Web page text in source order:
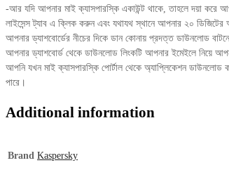
-আর যদি আপনার মাই ক্যাসপারস্কি একাউন্ট থাকে, তাহলে দয়া করে
লাইসেন্স ট্যাব এ ক্লিক করুন এবং যথাযথ স্থানে আপনার ২০ ডিজিটের
আপনার ড্যাশবোর্ডের নীচের দিকে ডান কোনায় প্রদত্ত ডাউনলোড
আপনার ড্যাশবোর্ড থেকে ডাউনলোড লিংকটি আপনার ইমেইলে নিয়ে
আপনি যখন মাই ক্যাসপারস্কি পোর্টাল থেকে অ্যাপ্লিকেশন
পারে।
Additional information
Brand Kaspersky